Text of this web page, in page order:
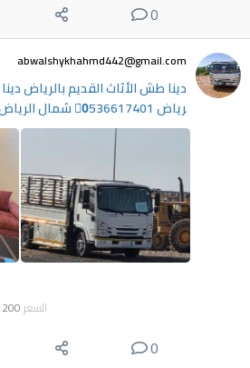
0
abwalshykhahmd442@gmail.com
دينا طش الأثاث القديم بالرياض
رياض 0َ536617401 شمال الرياض
السعر 200
0